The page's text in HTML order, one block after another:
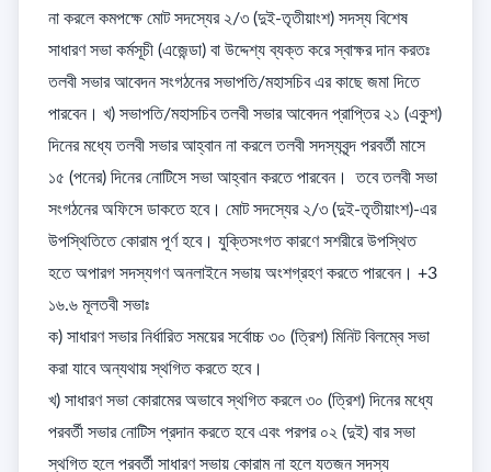
না করলে কমপক্ষে মোট সদস্যের ২/৩ (দুই-তৃতীয়াংশ) সদস্য বিশেষ
সাধারণ সভা কর্মসূচী (এজেন্ডা) বা উদ্দেশ্য ব্যক্ত করে স্বাক্ষর দান করতঃ
তলবী সভার আবেদন সংগঠনের সভাপতি/মহাসচিব এর কাছে জমা দিতে
পারবেন। খ) সভাপতি/মহাসচিব তলবী সভার আবেদন প্রাপ্তির ২১ (একুশ)
দিনের মধ্যে তলবী সভার আহ্বান না করলে তলবী সদস্যবৃন্দ পরবর্তী মাসে
১৫ (পনের) দিনের নোটিসে সভা আহ্বান করতে পারবেন।  তবে তলবী সভা
সংগঠনের অফিসে ডাকতে হবে। মোট সদস্যের ২/৩ (দুই-তৃতীয়াংশ)-এর
উপস্থিতিতে কোরাম পূর্ণ হবে। যুক্তিসংগত কারণে সশরীরে উপস্থিত
হতে অপারগ সদস্যগণ অনলাইনে সভায় অংশগ্রহণ করতে পারবেন। +3
১৬.৬ মূলতবী সভাঃ
ক) সাধারণ সভার নির্ধারিত সময়ের সর্বোচ্চ ৩০ (ত্রিশ) মিনিট বিলম্বে সভা
করা যাবে অন্যথায় স্থগিত করতে হবে।
খ) সাধারণ সভা কোরামের অভাবে স্থগিত করলে ৩০ (ত্রিশ) দিনের মধ্যে
পরবর্তী সভার নোটিস প্রদান করতে হবে এবং পরপর ০২ (দুই) বার সভা
স্থগিত হলে পরবর্তী সাধারণ সভায় কোরাম না হলে যতজন সদস্য